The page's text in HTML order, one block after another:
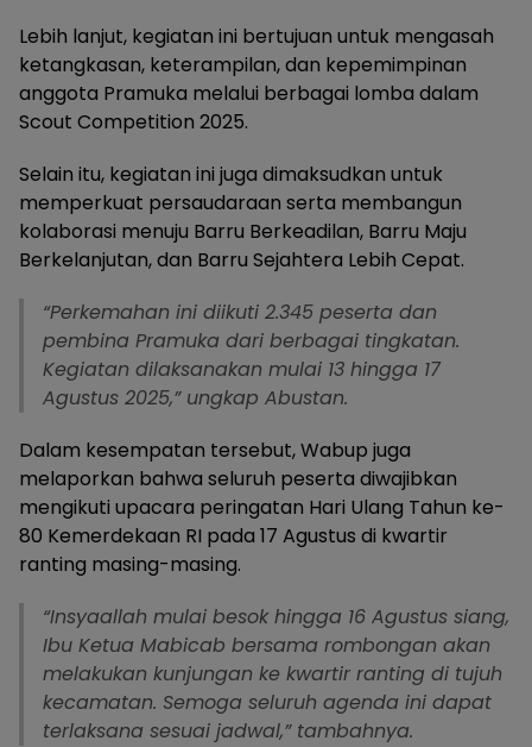
Lebih lanjut, kegiatan ini bertujuan untuk mengasah
ketangkasan, keterampilan, dan kepemimpinan
anggota Pramuka melalui berbagai lomba dalam
Scout Competition 2025.
Selain itu, kegiatan ini juga dimaksudkan untuk
memperkuat persaudaraan serta membangun
kolaborasi menuju Barru Berkeadilan, Barru Maju
Berkelanjutan, dan Barru Sejahtera Lebih Cepat.
“Perkemahan ini diikuti 2.345 peserta dan
pembina Pramuka dari berbagai tingkatan.
Kegiatan dilaksanakan mulai 13 hingga 17
Agustus 2025,” ungkap Abustan.
Dalam kesempatan tersebut, Wabup juga
melaporkan bahwa seluruh peserta diwajibkan
mengikuti upacara peringatan Hari Ulang Tahun ke-
80 Kemerdekaan RI pada 17 Agustus di kwartir
ranting masing-masing.
“Insyaallah mulai besok hingga 16 Agustus siang,
Ibu Ketua Mabicab bersama rombongan akan
melakukan kunjungan ke kwartir ranting di tujuh
kecamatan. Semoga seluruh agenda ini dapat
terlaksana sesuai jadwal,” tambahnya.